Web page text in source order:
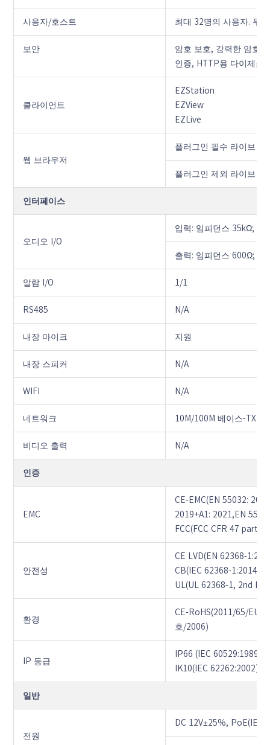
사용자/호스트 최대 32명의 사용자. 두
보안
암호 보호, 강력한 암호,
인증, HTTP용 다이제스
클라이언트
EZStation
EZView
EZLive
웹 브라우저
플러그인 필수 라이브
플러그인 제외 라이브
인터페이스
오디오 I/O
입력: 임피던스 35kΩ; 진
출력: 임피던스 600Ω; 진
알람 I/O 1/1
RS485 N/A
내장 마이크 지원
내장 스피커 N/A
WIFI N/A
네트워크 10M/100M 베이스-TX 이
비디오 출력 N/A
인증
EMC
CE-EMC(EN 55032:
2019+A1: 2021,EN
FCC(FCC CFR 47
안전성
CE LVD(EN 62368-
CB(IEC 62368-1:2014)
UL(UL 62368-1, 2nd
환경
CE-RoHS(2011/65/
호/2006)
IP 등급
IP66 (IEC
IK10(IEC 62262:2002)
일반
전원
DC 12V±25%,